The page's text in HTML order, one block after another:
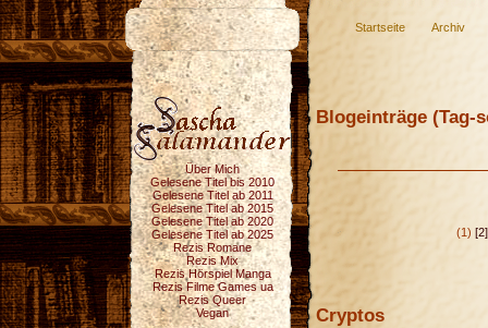
Startseite Archiv
Über Mich
Gelesene Titel bis 2010
Gelesene Titel ab 2011
Gelesene Titel ab 2015
Gelesene Titel ab 2020
Gelesene Titel ab 2025
Rezis Romane
Rezis Mix
Rezis Hörspiel Manga
Rezis Filme Games ua
Rezis Queer
Vegan
Blogeinträge (Tag-
(1) [2]
Cryptos